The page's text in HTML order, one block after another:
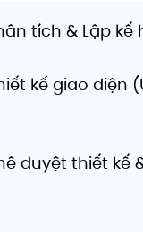
tích & Lập kế
kế giao diện
duyệt thiết kế